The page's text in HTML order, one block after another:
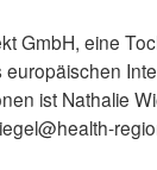
GmbH, eine
ist Nathalie